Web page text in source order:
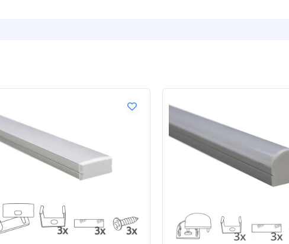
Voltage (DC)
Strip
Bescherming
bescherming